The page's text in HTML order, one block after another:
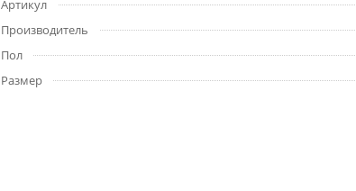
Артикул
Производитель
Пол
Размер